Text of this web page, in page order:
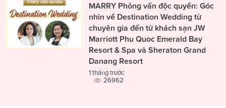
MARRY Phỏng vấn độc quyền: Góc
nhìn về Destination Wedding từ
chuyên gia đến từ khách sạn JW
Marriott Phu Quoc Emerald Bay
Resort & Spa và Sheraton Grand
Danang Resort
1 tháng trước
26962